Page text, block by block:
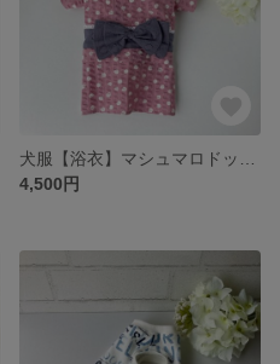
4,500円